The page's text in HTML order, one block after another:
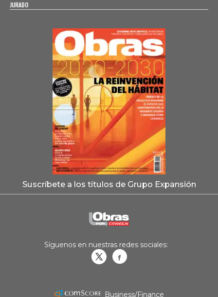
JURADO
Suscríbete a los títulos de Grupo Expansión
Síguenos en nuestras redes sociales:
Business/Finance